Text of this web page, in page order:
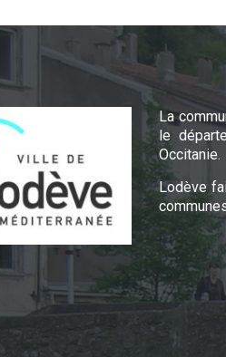
La
le
Occitanie.
Lodève